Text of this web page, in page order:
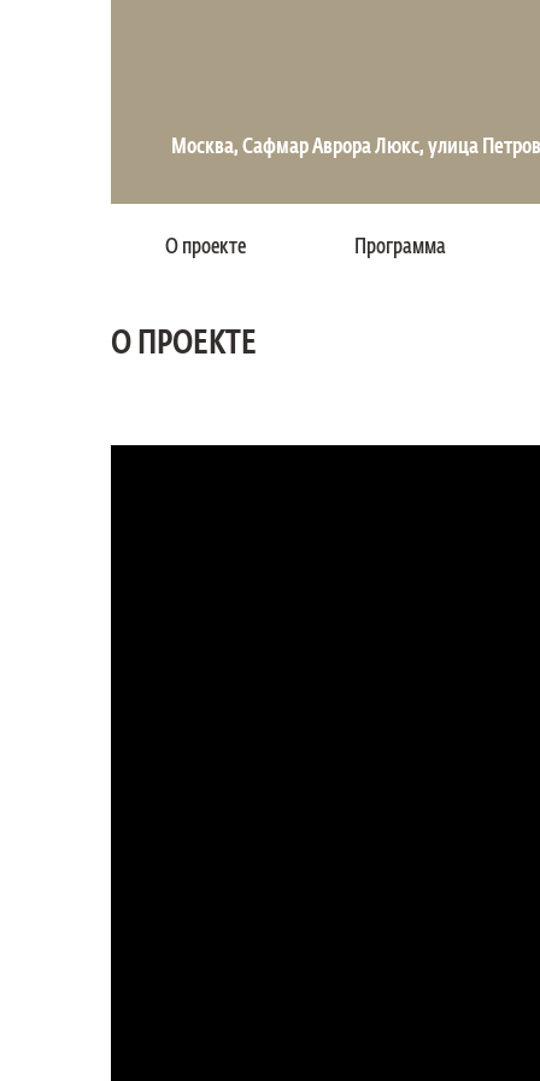
Москва, Сафмар Аврора Люкс, улица
О проекте Программа
О ПРОЕКТЕ